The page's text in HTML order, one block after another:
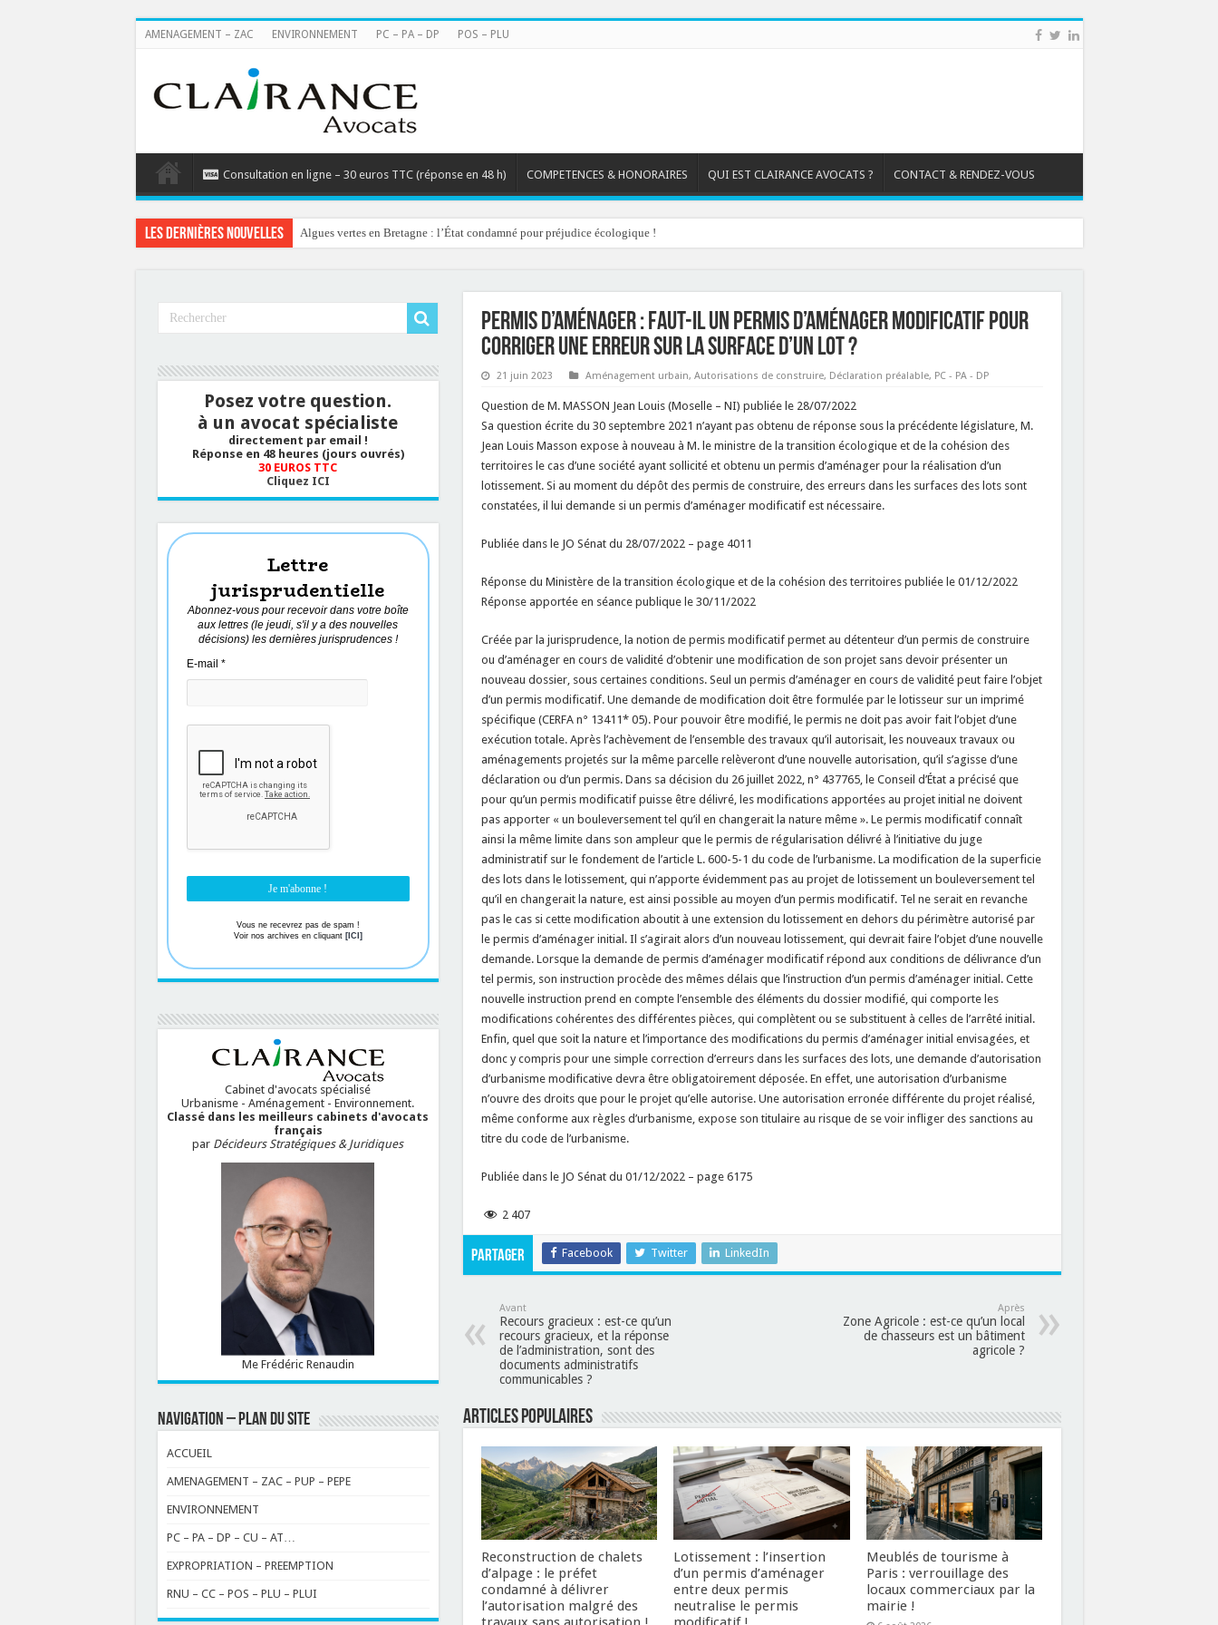
AMENAGEMENT – ZAC ENVIRONNEMENT PC – PA – DP POS – PLU
Consultation en ligne – 30 euros TTC (réponse en 48 h) COMPETENCES & HONORAIRES QUI EST CLAIRANCE AVOCATS ? CONTACT & RENDEZ-VOUS
Les dernières nouvelles Algues vertes en Bretagne : l’État condamné pour préjudice écologique !
Permis d’aménager : faut-il un permis d’aménager modificatif pour
corriger une erreur sur la surface d’un lot ?
21 juin 2023 Aménagement urbain, Autorisations de construire, Déclaration préalable, PC - PA - DP
Question de M. MASSON Jean Louis (Moselle – NI) publiée le 28/07/2022
Sa question écrite du 30 septembre 2021 n’ayant pas obtenu de réponse sous la précédente législature, M.
Jean Louis Masson expose à nouveau à M. le ministre de la transition écologique et de la cohésion des
territoires le cas d’une société ayant sollicité et obtenu un permis d’aménager pour la réalisation d’un
lotissement. Si au moment du dépôt des permis de construire, des erreurs dans les surfaces des lots sont
constatées, il lui demande si un permis d’aménager modificatif est nécessaire.
Publiée dans le JO Sénat du 28/07/2022 – page 4011
Réponse du Ministère de la transition écologique et de la cohésion des territoires publiée le 01/12/2022
Réponse apportée en séance publique le 30/11/2022
Créée par la jurisprudence, la notion de permis modificatif permet au détenteur d’un permis de construire
ou d’aménager en cours de validité d’obtenir une modification de son projet sans devoir présenter un
nouveau dossier, sous certaines conditions. Seul un permis d’aménager en cours de validité peut faire l’objet
d’un permis modificatif. Une demande de modification doit être formulée par le lotisseur sur un imprimé
spécifique (CERFA n° 13411* 05). Pour pouvoir être modifié, le permis ne doit pas avoir fait l’objet d’une
exécution totale. Après l’achèvement de l’ensemble des travaux qu’il autorisait, les nouveaux travaux ou
aménagements projetés sur la même parcelle relèveront d’une nouvelle autorisation, qu’il s’agisse d’une
déclaration ou d’un permis. Dans sa décision du 26 juillet 2022, n° 437765, le Conseil d’État a précisé que
pour qu’un permis modificatif puisse être délivré, les modifications apportées au projet initial ne doivent
pas apporter « un bouleversement tel qu’il en changerait la nature même ». Le permis modificatif connaît
ainsi la même limite dans son ampleur que le permis de régularisation délivré à l’initiative du juge
administratif sur le fondement de l’article L. 600-5-1 du code de l’urbanisme. La modification de la superficie
des lots dans le lotissement, qui n’apporte évidemment pas au projet de lotissement un bouleversement tel
qu’il en changerait la nature, est ainsi possible au moyen d’un permis modificatif. Tel ne serait en revanche
pas le cas si cette modification aboutit à une extension du lotissement en dehors du périmètre autorisé par
le permis d’aménager initial. Il s’agirait alors d’un nouveau lotissement, qui devrait faire l’objet d’une nouvelle
demande. Lorsque la demande de permis d’aménager modificatif répond aux conditions de délivrance d’un
tel permis, son instruction procède des mêmes délais que l’instruction d’un permis d’aménager initial. Cette
nouvelle instruction prend en compte l’ensemble des éléments du dossier modifié, qui comporte les
modifications cohérentes des différentes pièces, qui complètent ou se substituent à celles de l’arrêté initial.
Enfin, quel que soit la nature et l’importance des modifications du permis d’aménager initial envisagées, et
donc y compris pour une simple correction d’erreurs dans les surfaces des lots, une demande d’autorisation
d’urbanisme modificative devra être obligatoirement déposée. En effet, une autorisation d’urbanisme
n’ouvre des droits que pour le projet qu’elle autorise. Une autorisation erronée différente du projet réalisé,
même conforme aux règles d’urbanisme, expose son titulaire au risque de se voir infliger des sanctions au
titre du code de l’urbanisme.
Publiée dans le JO Sénat du 01/12/2022 – page 6175
2 407
Partager Facebook Twitter LinkedIn
Avant
Recours gracieux : est-ce qu’un
recours gracieux, et la réponse
de l’administration, sont des
documents administratifs
communicables ?
Après
Zone Agricole : est-ce qu’un local
de chasseurs est un bâtiment
agricole ?
Articles populaires
Reconstruction de chalets
d’alpage : le préfet
condamné à délivrer
l’autorisation malgré des
Lotissement : l’insertion
d’un permis d’aménager
entre deux permis
neutralise le permis
Meublés de tourisme à
Paris : verrouillage des
locaux commerciaux par la
mairie !
Posez votre question.
à un avocat spécialiste
directement par email !
Réponse en 48 heures (jours ouvrés)
30 EUROS TTC
Cliquez ICI
Lettre
jurisprudentielle
Abonnez-vous pour recevoir dans votre boîte
aux lettres (le jeudi, s'il y a des nouvelles
décisions) les dernières jurisprudences !
E-mail *
Vous ne recevrez pas de spam !
Voir nos archives en cliquant [ICI]
Cabinet d'avocats spécialisé
Urbanisme - Aménagement - Environnement.
Classé dans les meilleurs cabinets d'avocats
français
par Décideurs Stratégiques & Juridiques
Me Frédéric Renaudin
NAVIGATION – PLAN DU SITE
ACCUEIL
AMENAGEMENT – ZAC – PUP – PEPE
ENVIRONNEMENT
PC – PA – DP – CU – AT…
EXPROPRIATION – PREEMPTION
RNU – CC – POS – PLU – PLUI